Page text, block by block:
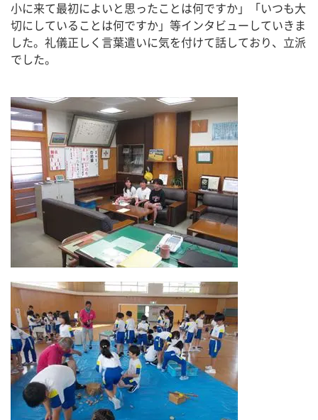
小に来て最初によいと思ったことは何ですか」「いつも大
切にしていることは何ですか」等インタビューしていきま
した。礼儀正しく言葉遣いに気を付けて話しており、立派
でした。